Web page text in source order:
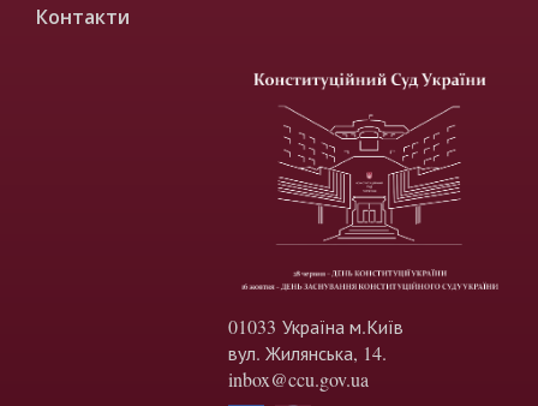
Контакти
01033 Україна м.Київ
вул. Жилянська, 14.
inbox@ccu.gov.ua